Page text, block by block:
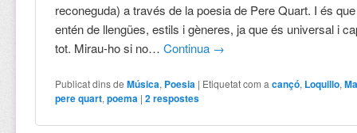
reconeguda) a través de la poesia de Pere Quart. I és
entén de llengües, estils i gèneres, ja que és universal i
tot. Mirau-ho si no…Continua →
Publicat dins de Música, Poesia | Etiquetat com a cançó, Loquillo,
pere quart,poema |2respostes